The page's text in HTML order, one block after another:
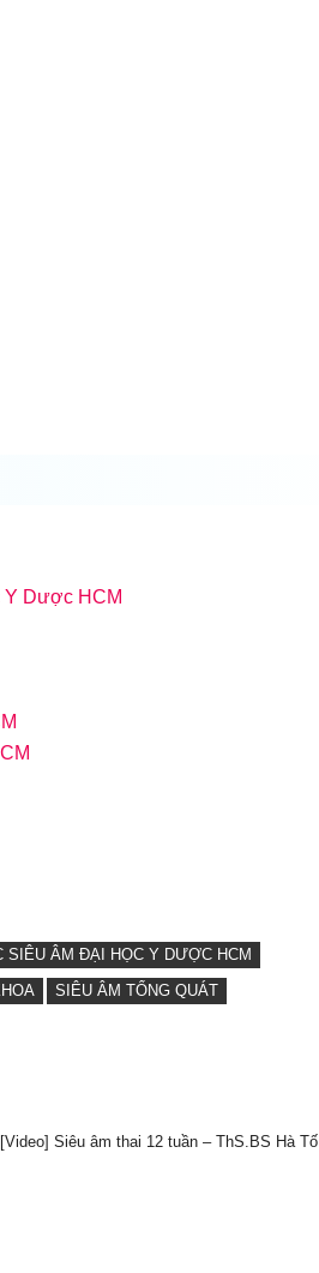
Y Dược HCM
SIÊU ÂM ĐẠI HỌC Y DƯỢC HCM
SIÊU ÂM TỔNG QUÁT
[Video] Siêu âm thai 12 tuần – ThS.BS Hà